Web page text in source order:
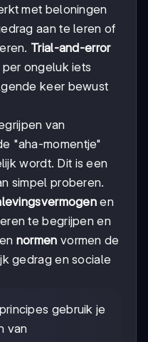
met beloningen
aan te leren of
Trial-and-error
ongeluk iets
keer bewust
van
"aha-momentje"
wordt. Dit is een
simpel proberen.
en
te begrijpen en
en normen vormen de
gedrag en sociale
gebruik je
van